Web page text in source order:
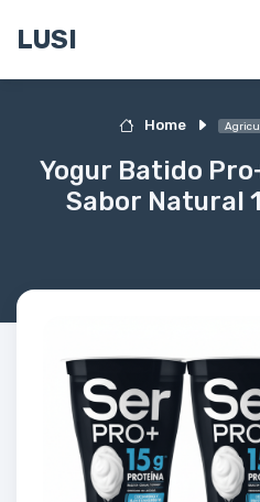
LUSI
Home
Yogur Batido
Sabor Natural